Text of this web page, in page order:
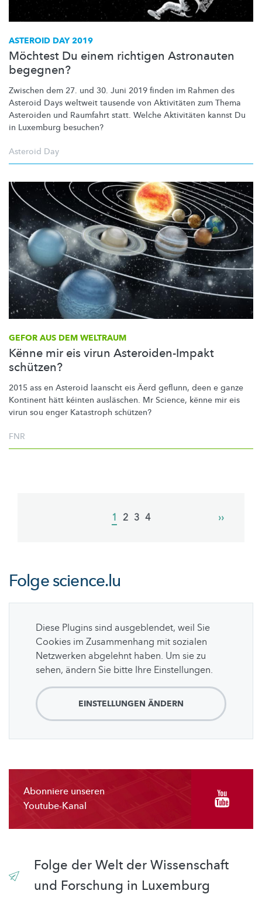
ASTEROID DAY 2019
Möchtest Du einem richtigen Astronauten
begegnen?
Zwischen dem 27. und 30. Juni 2019 finden im Rahmen des
Asteroid Days weltweit tausende von Aktivitäten zum Thema
Asteroiden und Raumfahrt statt. Welche Aktivitäten kannst Du
in Luxemburg besuchen?
Asteroid Day
GEFOR AUS DEM WELTRAUM
Kënne mir eis virun Asteroiden-Impakt
schützen?
2015 ass en Asteroid laanscht eis Äerd geflunn, deen e ganze
Kontinent hätt kéinten ausläschen. Mr Science, kënne mir eis
virun sou enger Katastroph schützen?
FNR
Current
1 Page
2 Page
3 Page
4
Next
››
Folgescience.lu
Diese Plugins sind ausgeblendet, weil Sie
Cookies im Zusammenhang mit sozialen
Netzwerken abgelehnt haben. Um sie zu
sehen, ändern Sie bitte Ihre Einstellungen.
EINSTELLUNGEN ÄNDERN
Abonniere unseren
Youtube-Kanal
Folge der Welt der Wissenschaft
und Forschung in Luxemburg